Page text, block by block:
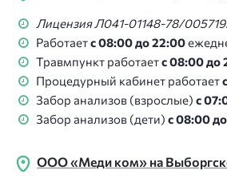
Лицензия Л041-01148-78/
Работаетс 08:00 до 22:00
Травмпункт работаетс 08:00 до
Процедурный кабинет работает
Забор анализов (взрослые) с
Забор анализов (дети) с 08:00
ООО «Меди ком» на